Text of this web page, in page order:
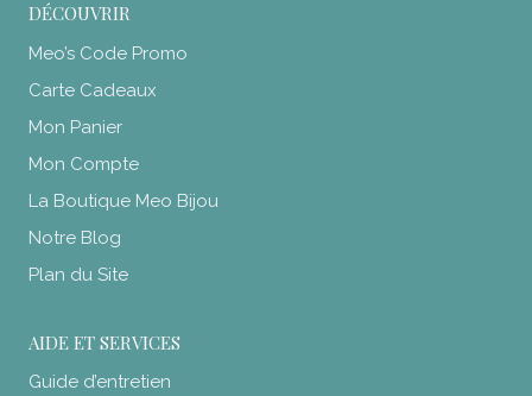
DÉCOUVRIR
Meo’s Code Promo
Carte Cadeaux
Mon Panier
Mon Compte
La Boutique Meo Bijou
Notre Blog
Plan du Site
AIDE ET SERVICES
Guide d’entretien